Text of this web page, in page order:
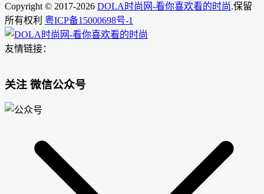
Copyright © 2017-2026 DOLA时尚网-看你喜欢看的时尚.保留
所有权利 粤ICP备15000698号-1
友情链接：
关注 微信公众号